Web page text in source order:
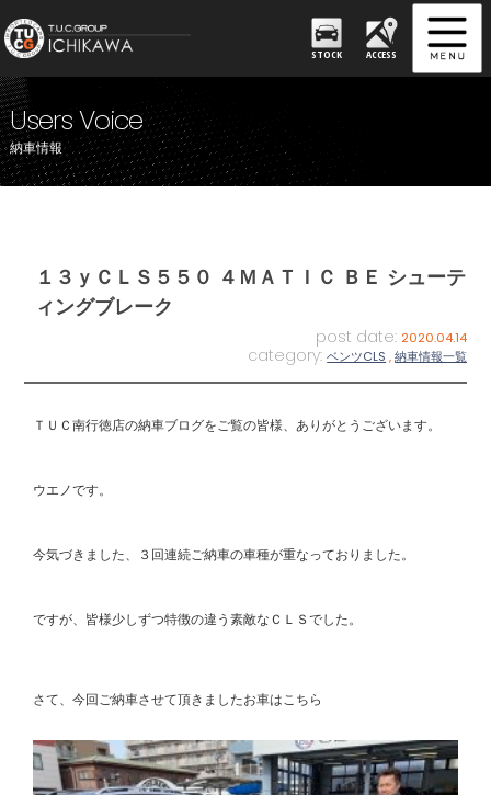
STOCK ACCESS
Users Voice
納車情報
１３ｙＣＬＳ５５０ ４ＭＡＴＩＣ ＢＥ シューテ
ィングブレーク
post date: 2020.04.14
category:ベンツCLS ,納車情報一覧
ＴＵＣ南行徳店の納車ブログをご覧の皆様、ありがとうございます。
ウエノです。
今気づきました、３回連続ご納車の車種が重なっておりました。
ですが、皆様少しずつ特徴の違う素敵なＣＬＳでした。
さて、今回ご納車させて頂きましたお車はこちら